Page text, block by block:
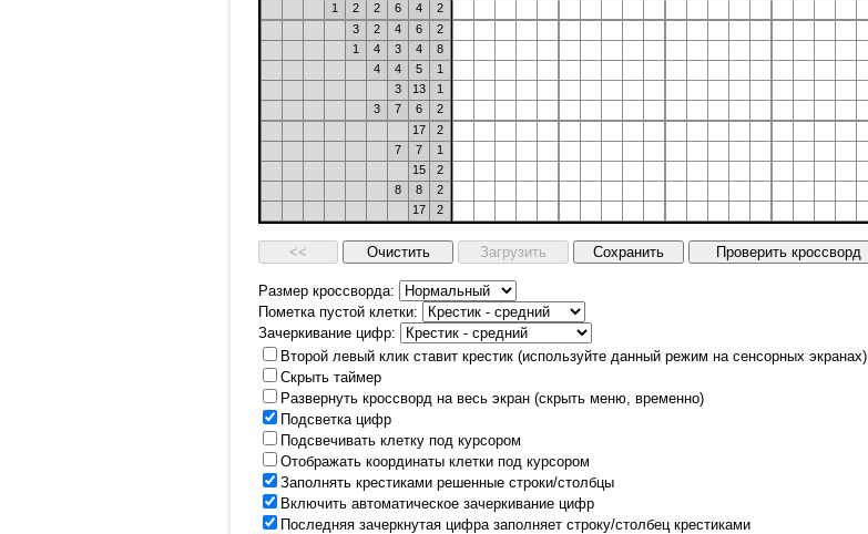
1
2 2 6 4
2
3
2 4 6
2
1
4 3 4
8
4
4 5
1
3
13
1
3
7 6
2
17
2
7
7
1
15
2
8
8
2
17
2
Размер кроссворда:
Пометка пустой клетки:
Зачеркивание цифр:
Второй левый клик ставит крестик (используйте данный режим на сенсорных экранах)
Скрыть таймер
Развернуть кроссворд на весь экран (скрыть меню, временно)
Подсветка цифр
Подсвечивать клетку под курсором
Отображать координаты клетки под курсором
Заполнять крестиками решенные строки/столбцы
Включить автоматическое зачеркивание цифр
Последняя зачеркнутая цифра заполняет строку/столбец крестиками